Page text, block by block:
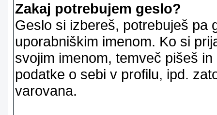
Zakaj potrebujem geslo?
Geslo si izbereš, potrebuješ pa
uporabniškim imenom. Ko si
svojim imenom, temveč pišeš
podatke o sebi v profilu, ipd.
varovana.